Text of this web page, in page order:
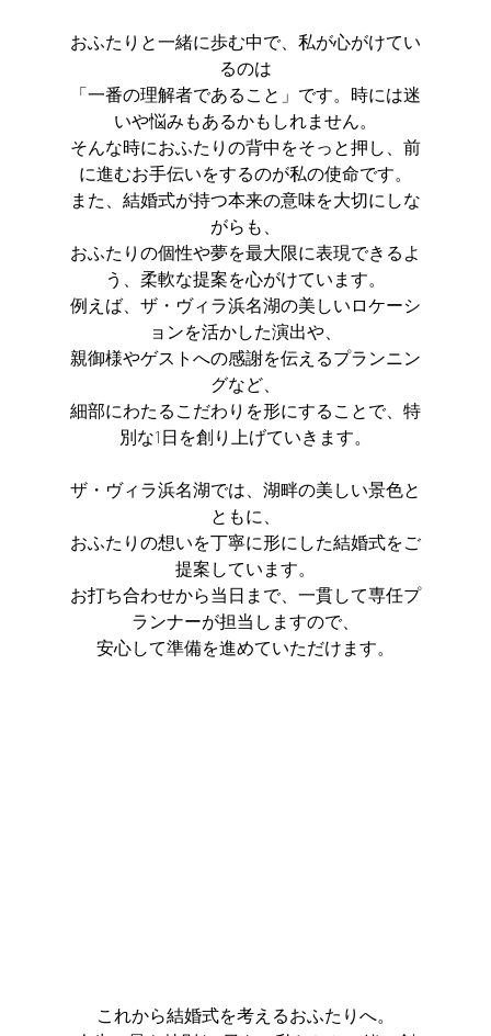
おふたりと一緒に歩む中で、私が心がけてい
るのは
「一番の理解者であること」です。時には迷
いや悩みもあるかもしれません。
そんな時におふたりの背中をそっと押し、前
に進むお手伝いをするのが私の使命です。
また、結婚式が持つ本来の意味を大切にしな
がらも、
おふたりの個性や夢を最大限に表現できるよ
う、柔軟な提案を心がけています。
例えば、ザ・ヴィラ浜名湖の美しいロケーシ
ョンを活かした演出や、
親御様やゲストへの感謝を伝えるプランニン
グなど、
細部にわたるこだわりを形にすることで、特
別な1日を創り上げていきます。
ザ・ヴィラ浜名湖では、湖畔の美しい景色と
ともに、
おふたりの想いを丁寧に形にした結婚式をご
提案しています。
お打ち合わせから当日まで、一貫して専任プ
ランナーが担当しますので、
安心して準備を進めていただけます。
これから結婚式を考えるおふたりへ。